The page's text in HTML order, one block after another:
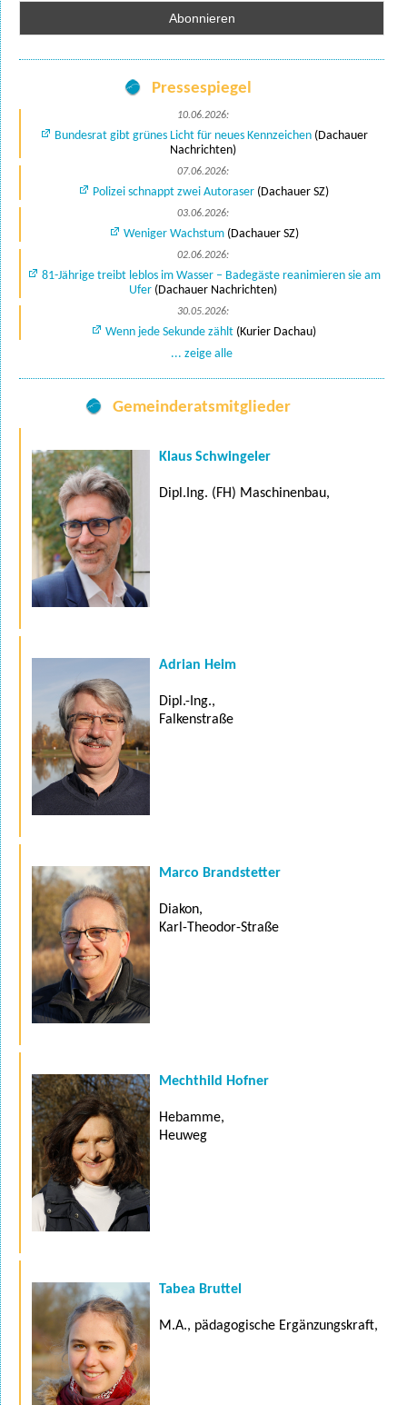
Pressespiegel
10.06.2026:
Bundesrat gibt grünes Licht für neues Kennzeichen(Dachauer
Nachrichten)
07.06.2026:
Polizei schnappt zwei Autoraser (Dachauer SZ)
03.06.2026:
Weniger Wachstum(Dachauer SZ)
02.06.2026:
81-Jährige treibt leblos im Wasser – Badegäste reanimieren sie am
Ufer(Dachauer Nachrichten)
30.05.2026:
Wenn jede Sekunde zählt (Kurier Dachau)
... zeige alle
Gemeinderatsmitglieder
Klaus Schwingeler
Dipl.Ing. (FH) Maschinenbau,
Adrian Heim
Dipl.-Ing.,
Falkenstraße
Marco Brandstetter
Diakon,
Karl-Theodor-Straße
Mechthild Hofner
Hebamme,
Heuweg
Tabea Bruttel
M.A., pädagogische Ergänzungskraft,